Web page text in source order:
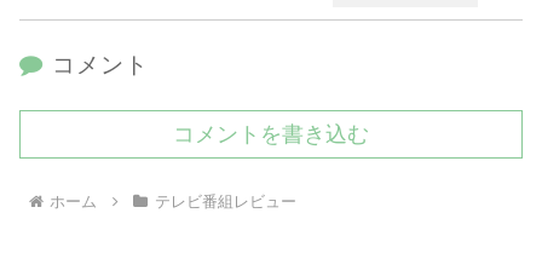
コメント
コメントを書き込む
ホーム テレビ番組レビュー